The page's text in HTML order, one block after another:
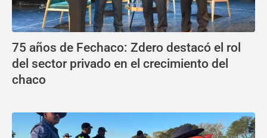
75 años de Fechaco: Zdero destacó el rol
del sector privado en el crecimiento del
chaco